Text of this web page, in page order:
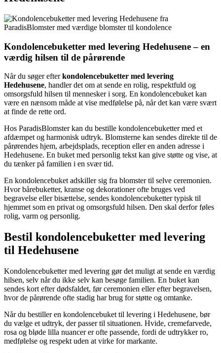
Kondolencebuketter med levering Hedehusene – en
værdig hilsen til de pårørende
Når du søger efterkondolencebuketter med levering
Hedehusene, handler det om at sende en rolig, respektfuld og
omsorgsfuld hilsen til mennesker i sorg. En kondolencebuket kan
være en nænsom måde at vise medfølelse på, når det kan være svært
at finde de rette ord.
Hos ParadisBlomster kan du bestille kondolencebuketter med et
afdæmpet og harmonisk udtryk. Blomsterne kan sendes direkte til de
pårørendes hjem, arbejdsplads, reception eller en anden adresse i
Hedehusene. En buket med personlig tekst kan give støtte og vise, at
du tænker på familien i en svær tid.
En kondolencebuket adskiller sig fra blomster til selve ceremonien.
Hvor bårebuketter, kranse og dekorationer ofte bruges ved
begravelse eller bisættelse, sendes kondolencebuketter typisk til
hjemmet som en privat og omsorgsfuld hilsen. Den skal derfor føles
rolig, varm og personlig.
Bestil kondolencebuketter med levering
til Hedehusene
Kondolencebuketter med levering gør det muligt at sende en værdig
hilsen, selv når du ikke selv kan besøge familien. En buket kan
sendes kort efter dødsfaldet, før ceremonien eller efter begravelsen,
hvor de pårørende ofte stadig har brug for støtte og omtanke.
Når du bestiller en kondolencebuket til levering i Hedehusene, bør
du vælge et udtryk, der passer til situationen. Hvide, cremefarvede,
rosa og bløde lilla nuancer er ofte passende, fordi de udtrykker ro,
medfølelse og respekt uden at virke for markante.